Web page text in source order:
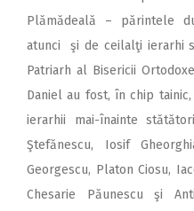
Plămădeală – părintele
atunci şi de ceilalţi ierarhi
Patriarh al Bisericii
Daniel au fost, în chip
ierarhii mai-înainte
Ştefănescu, Iosif
Georgescu, Platon Ciosu,
Chesarie Păunescu şi